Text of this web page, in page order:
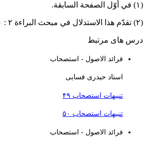
های مرتبط
فرائد الاصول - استصحاب
استاد حیدری فسایی
تنبیهات استصحاب ۴۹
تنبیهات استصحاب ۵۰
فرائد الاصول - استصحاب